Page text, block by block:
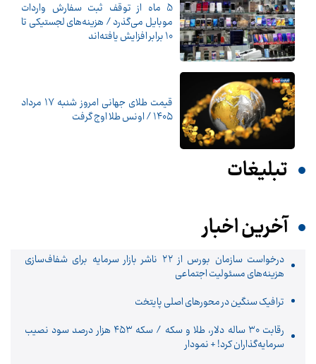
5 ماه از توقف ثبت سفارش واردات
موبایل می‌گذرد / هزینه‌های لجستیکی تا
10 برابر افزایش یافته‌اند
قیمت طلای جهانی امروز شنبه ۱۷ مرداد
۱۴۰۵ / اونس طلا اوج گرفت
تبلیغات
آخرین اخبار
درخواست سازمان بورس از ۲۲ ناشر بازار سرمایه برای شفاف‌سازی
هزینه‌های مسئولیت اجتماعی
ترافیک سنگین در محورهای اصلی پایتخت
رقابت ۳۰ ساله دلار، طلا و سکه / سکه ۴۵۳ هزار درصد سود نصیب
سرمایه‌گذاران کرد! + نمودار